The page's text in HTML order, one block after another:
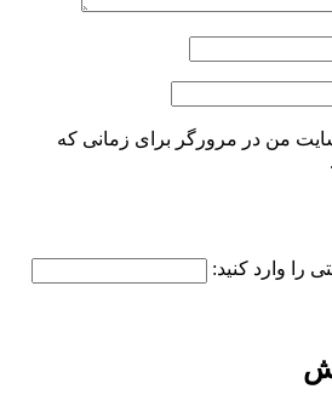
من در مرورگر برای زمانی که
را وارد کنید: